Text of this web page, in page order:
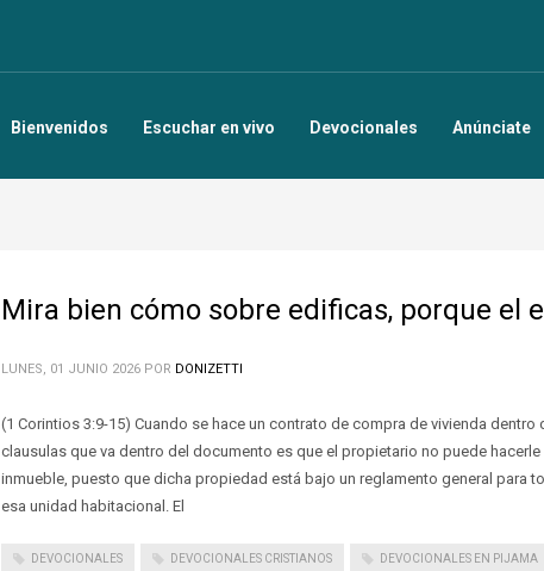
Bienvenidos Escuchar en vivo Devocionales Anúnciate
Mira bien cómo sobre edificas, porque el
LUNES, 01 JUNIO 2026 POR DONIZETTI
(1 Corintios 3:9-15) Cuando se hace un contrato de compra de vivienda
clausulas que va dentro del documento es que el propietario no puede
inmueble, puesto que dicha propiedad está bajo un reglamento general para
esa unidad habitacional. El
DEVOCIONALES DEVOCIONALES CRISTIANOS DEVOCIONALES EN PIJAMA